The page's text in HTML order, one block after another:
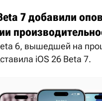
7 добавили
6, вышедшей на
iOS 26 Beta 7.